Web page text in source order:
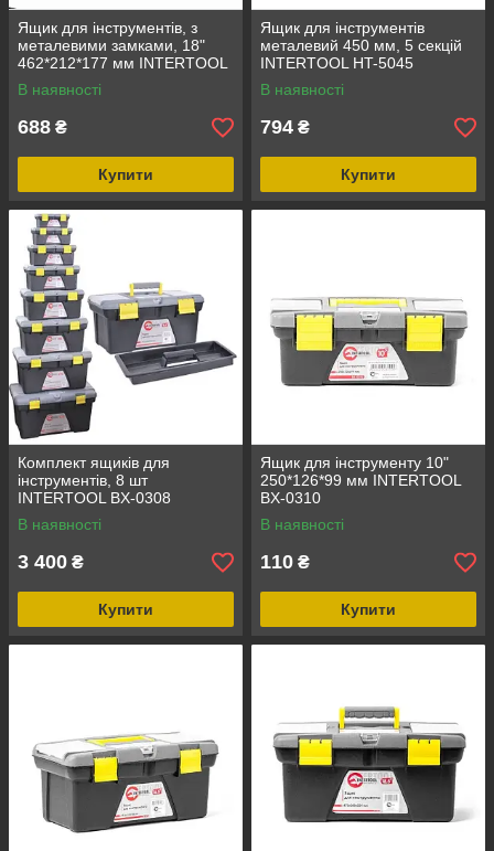
Ящик для інструментів, з
металевими замками, 18"
462*212*177 мм INTERTOOL
BX-2018
В наявності
688 ₴
Купити
Ящик для інструментів
металевий 450 мм, 5 секцій
INTERTOOL HT-5045
В наявності
794 ₴
Купити
Комплект ящиків для
інструментів, 8 шт
INTERTOOL BX-0308
В наявності
3 400 ₴
Купити
Ящик для інструменту 10"
250*126*99 мм INTERTOOL
BX-0310
В наявності
110 ₴
Купити